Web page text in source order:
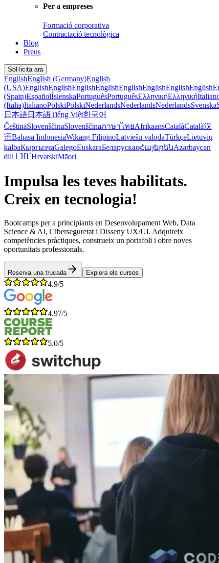
Per a empreses
Formació corporativa
Contractació tecnològica
Blog
Preus
Sol·licita ara
EnglishEnglish (Germany)English
(USA)EnglishEnglishEnglishEnglishEnglishEnglishEnglishEnglish
(Spain)EspañolÍslenskaPortuguêsPortuguêsΕλληνικήΕλληνική
(Italia)ItalianoPolskiPolskiNederlandsNederlandsNederlandsSvenska
日本語日本語Tiếng Việt한국어
ČeštinaSlovenščinaSlovenščinaภาษาไทยAfrikaansCatalàCatalà汉
语Bahasa IndonesiaWikang FilipinoLatviešu valodaTürkçeLietuvių
kalbaКыргызчаGalegoEuskaraБеларускаяՀայերենAzərbaycan
diliⵜⴼⵏⵗHrvatskiMāori
Impulsa les teves habilitats.
Creix en tecnologia!
Bootcamps per a principiants en Desenvolupament Web, Data
Science & AI, Ciberseguretat i Disseny UX/UI. Adquireix
competències pràctiques, construeix un portafoli i obre noves
oportunitats professionals.
Reserva una trucada Explora els cursos
4.9/5
4.97/5
5.0/5